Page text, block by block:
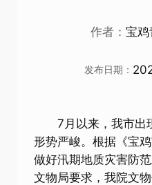
作者： 宝鸡
发布日期：
7月以来，我市出
形势严峻。根据《宝
做好汛期地质灾害防
文物局要求，我院文